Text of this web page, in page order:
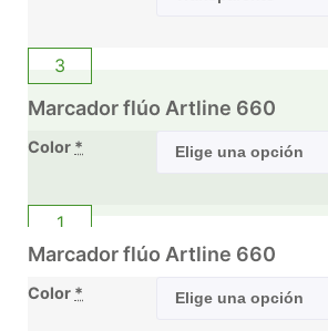
Marcador flúo Artline 660
Color *
Marcador flúo Artline 660
Color *